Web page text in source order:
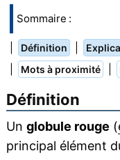
Sommaire :
Définition
Mots à proximité
Définition
Un globule rouge (
principal élément